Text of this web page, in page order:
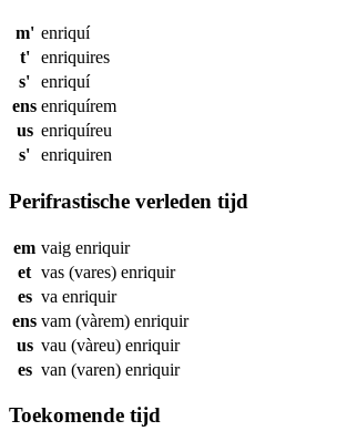
m' enriquí
t'
enriquires
s' enriquí
ens enriquírem
us enriquíreu
s' enriquiren
Perifrastische verleden tijd
em vaig enriquir
et vas (vares) enriquir
es va enriquir
ens vam (vàrem) enriquir
us vau (vàreu) enriquir
es van (varen) enriquir
Toekomende tijd